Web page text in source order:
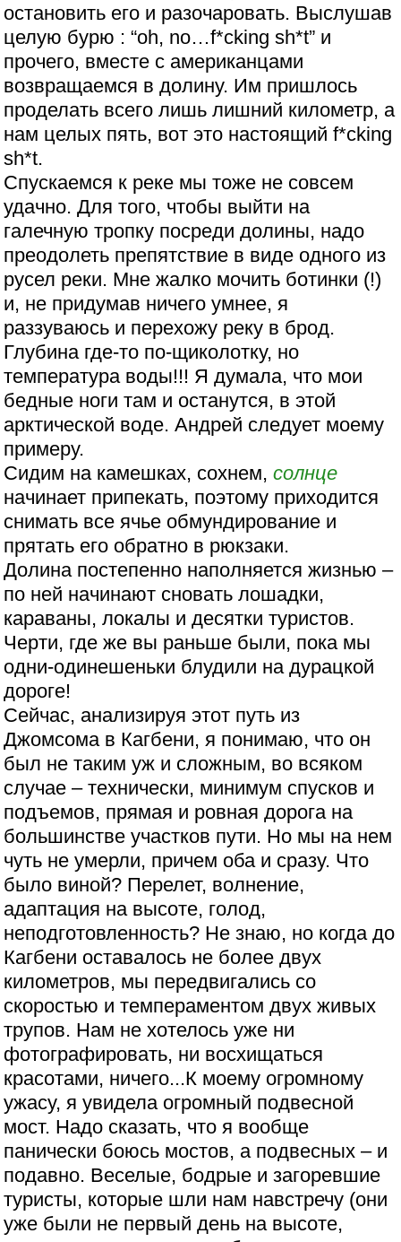
остановить его и разочаровать. Выслушав
целую бурю : “oh, no…f*cking sh*t” и
прочего, вместе с американцами
возвращаемся в долину. Им пришлось
проделать всего лишь лишний километр, а
нам целых пять, вот это настоящий f*cking
sh*t.
Спускаемся к реке мы тоже не совсем
удачно. Для того, чтобы выйти на
галечную тропку посреди долины, надо
преодолеть препятствие в виде одного из
русел реки. Мне жалко мочить ботинки (!)
и, не придумав ничего умнее, я
раззуваюсь и перехожу реку в брод.
Глубина где-то по-щиколотку, но
температура воды!!! Я думала, что мои
бедные ноги там и останутся, в этой
арктической воде. Андрей следует моему
примеру.
Сидим на камешках, сохнем,солнце
начинает припекать, поэтому приходится
снимать все ячье обмундирование и
прятать его обратно в рюкзаки.
Долина постепенно наполняется жизнью –
по ней начинают сновать лошадки,
караваны, локалы и десятки туристов.
Черти, где же вы раньше были, пока мы
одни-одинешеньки блудили на дурацкой
дороге!
Сейчас, анализируя этот путь из
Джомсома в Кагбени, я понимаю, что он
был не таким уж и сложным, во всяком
случае – технически, минимум спусков и
подъемов, прямая и ровная дорога на
большинстве участков пути. Но мы на нем
чуть не умерли, причем оба и сразу. Что
было виной? Перелет, волнение,
адаптация на высоте, голод,
неподготовленность? Не знаю, но когда до
Кагбени оставалось не более двух
километров, мы передвигались со
скоростью и темпераментом двух живых
трупов. Нам не хотелось уже ни
фотографировать, ни восхищаться
красотами, ничего...К моему огромному
ужасу, я увидела огромный подвесной
мост. Надо сказать, что я вообще
панически боюсь мостов, а подвесных – и
подавно. Веселые, бодрые и загоревшие
туристы, которые шли нам навстречу (они
уже были не первый день на высоте,